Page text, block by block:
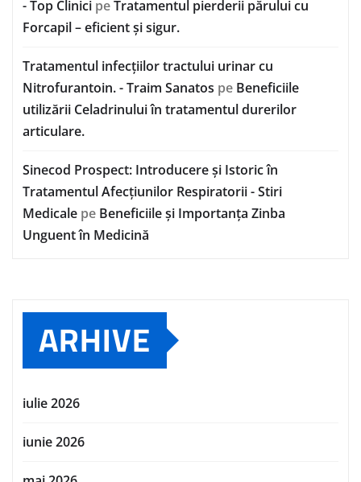
- Top Clinici peTratamentul pierderii părului cu
Forcapil – eficient și sigur.
Tratamentul infecțiilor tractului urinar cu
Nitrofurantoin. - Traim Sanatos pe Beneficiile
utilizării Celadrinului în tratamentul durerilor
articulare.
Sinecod Prospect: Introducere și Istoric în
Tratamentul Afecțiunilor Respiratorii - Stiri
Medicale pe Beneficiile și Importanța Zinba
Unguent în Medicină
ARHIVE
iulie 2026
iunie 2026